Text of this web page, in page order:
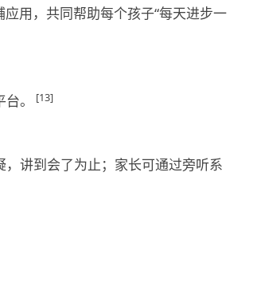
用，共同帮助每个孩子“每天进步一
。 [13]
讲到会了为止；家长可通过旁听系